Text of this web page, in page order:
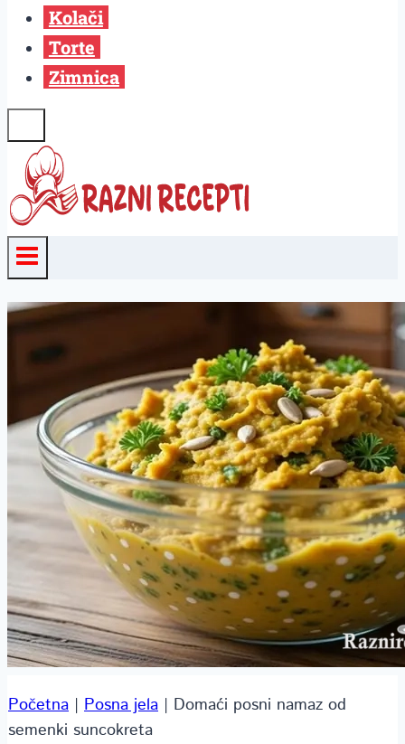
Kolači
Torte
Zimnica
Početna | Posna jela | Domaći posni namaz od
semenki suncokreta